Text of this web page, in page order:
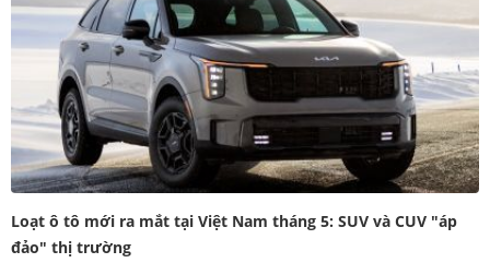
Loạt ô tô mới ra mắt tại Việt Nam tháng 5: SUV và CUV "áp
đảo" thị trường